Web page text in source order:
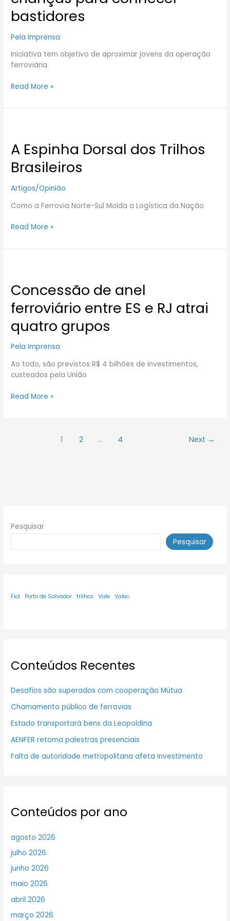
bastidores
Pela Imprensa
Iniciativa tem objetivo de aproximar jovens da operação
ferroviária
Read More »
A Espinha Dorsal dos Trilhos
Brasileiros
Artigos/Opinião
Como a Ferrovia Norte-Sul Molda a Logística da Nação
Dorsal
dos
Trilhos
Read More »
Concessão de anel
ferroviário entre ES e RJ atrai
quatro grupos
Pela Imprensa
Ao todo, são previstos R$ 4 bilhões de investimentos,
custeados pela União
anel
ferroviário
entre
e
atrai
quatro
grupos
Read More »
1 2 … 4 Next →
Pesquisar
Pesquisar
Fiol Porto de Salvador trilhos Vale Valec
Conteúdos Recentes
Desafios são superados com cooperação Mútua
Chamamento público de ferrovias
Estado transportará bens da Leopoldina
AENFER retoma palestras presenciais
Falta de autoridade metropolitana afeta investimento
Conteúdos por ano
agosto 2026
julho 2026
junho 2026
maio 2026
abril 2026
março 2026